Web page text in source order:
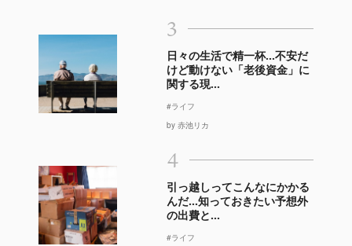
3
日々の生活で精一杯…不安だ
けど動けない「老後資金」に
関する現...
#ライフ
by 赤池リカ
4
引っ越しってこんなにかかる
んだ…知っておきたい予想外
の出費と...
#ライフ